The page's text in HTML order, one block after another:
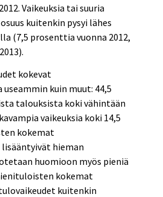
Vaikeuksia tai suuria
kuitenkin pysyi lähes
(7,5 prosenttia vuonna 2012,
kokevat
kuin muut: 44,5
talouksista koki vähintään
vaikeuksia koki 14,5
kokemat
hieman
huomioon myös pieniä
kokemat
kuitenkin